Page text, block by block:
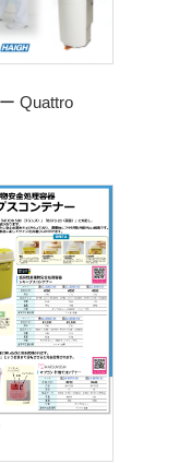
Quattro